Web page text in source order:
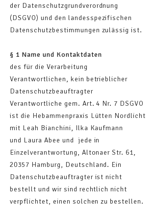
der Datenschutzgrundverordnung
(DSGVO) und den landesspezifischen
Datenschutzbestimmungen zulässig ist.
§ 1 Name und Kontaktdaten
des für die Verarbeitung
Verantwortlichen, kein betrieblicher
Datenschutzbeauftragter
Verantwortliche gem. Art. 4 Nr. 7 DSGVO
ist die Hebammenpraxis Lütten Nordlicht
mit Leah Bianchini, Ilka Kaufmann
und Laura Abee und jede in
Einzelverantwortung, Altonaer Str. 61,
20357 Hamburg, Deutschland. Ein
Datenschutzbeauftragter ist nicht
bestellt und wir sind rechtlich nicht
verpflichtet, einen solchen zu bestellen.